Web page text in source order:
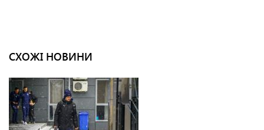
СХОЖІ НОВИНИ